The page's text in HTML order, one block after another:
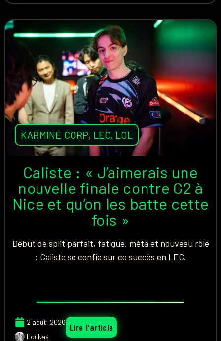
KARMINE CORP, LEC, LOL
Caliste : « J’aimerais une
nouvelle finale contre G2 à
Nice et qu’on les batte cette
fois »
Début de split parfait, fatigue, méta et nouveau rôle
: Caliste se confie sur ce succès en LEC.
2 août, 2026
Loukas
Lire l'article